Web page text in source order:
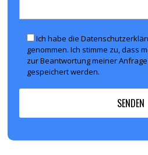
Ich habe die
genommen. Ich stimme zu, dass
zur Beantwortung meiner
gespeichert werden.